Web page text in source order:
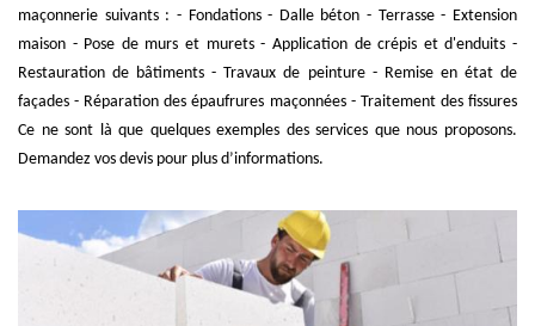
maçonnerie suivants : - Fondations - Dalle béton - Terrasse - Extension
maison - Pose de murs et murets - Application de crépis et d'enduits -
Restauration de bâtiments - Travaux de peinture - Remise en état de
façades - Réparation des épaufrures maçonnées - Traitement des fissures
Ce ne sont là que quelques exemples des services que nous proposons.
Demandez vos devis pour plus d’informations.